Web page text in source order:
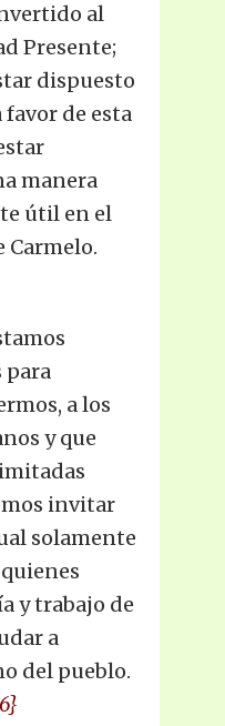
al
Presente;
dispuesto
de esta
manera
útil en el
Carmelo.
para
a los
y que
invitar
solamente
y trabajo de
a
del pueblo.